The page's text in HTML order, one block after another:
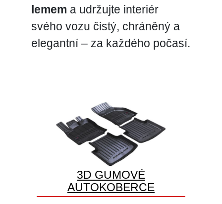
lemem a udržujte interiér
svého vozu čistý, chráněný a
elegantní – za každého počasí.
3D GUMOVÉ
AUTOKOBERCE